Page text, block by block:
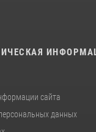
сайта
данных